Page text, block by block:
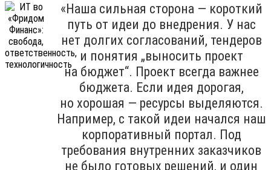
«Наша сильная сторона — короткий
путь от идеи до внедрения. У нас
нет долгих согласований, тендеров
и понятия „выносить проект
на бюджет“. Проект всегда важнее
бюджета. Если идея дорогая,
но хорошая — ресурсы выделяются.
Например, с такой идеи начался наш
корпоративный портал. Под
требования внутренних заказчиков
не было готовых решений, и один